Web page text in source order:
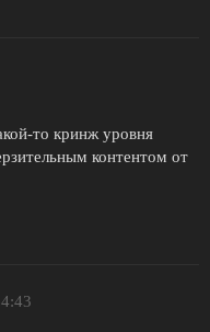
то кринж уровня
контентом от